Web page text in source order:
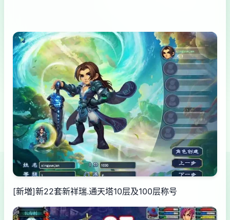
[新増]新22套新祥瑞.通天塔10层及100层称号